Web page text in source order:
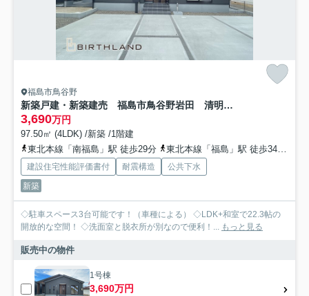
福島市鳥谷野
新築戸建・新築建売 福島市鳥谷野岩田 清明小・福島第一中
3,690万円
97.50㎡ (4LDK) /新築 /1階建
東北本線「南福島」駅 徒歩29分
東北本線「福島」駅 徒歩34分
建設住宅性能評価書付 耐震構造
公共下水
新築
◇駐車スペース3台可能です！（車種による） ◇LDK+和室で22.3帖の
開放的な空間！ ◇洗面室と脱衣所が別なので便利！...
もっと見る
販売中の物件
1号棟
3,690万円